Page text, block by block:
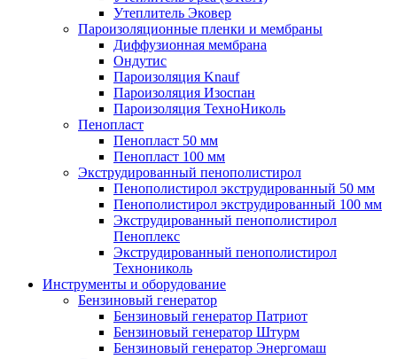
Утеплитель Эковер
Пароизоляционные пленки и мембраны
Диффузионная мембрана
Ондутис
Пароизоляция Knauf
Пароизоляция Изоспан
Пароизоляция ТехноНиколь
Пенопласт
Пенопласт 50 мм
Пенопласт 100 мм
Экструдированный пенополистирол
Пенополистирол экструдированный 50 мм
Пенополистирол экструдированный 100 мм
Экструдированный пенополистирол
Пеноплекс
Экструдированный пенополистирол
Технониколь
Инструменты и оборудование
Бензиновый генератор
Бензиновый генератор Патриот
Бензиновый генератор Штурм
Бензиновый генератор Энергомаш